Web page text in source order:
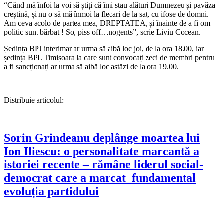
“Când mă înfoi la voi să știți că îmi stau alături Dumnezeu și pavăza
creștină, și nu o să mă înmoi la flecari de la sat, cu ifose de domni.
Am ceva acolo de partea mea, DREPTATEA, și înainte de a fi om
politic sunt bărbat ! So, piss off…nogents”, scrie Liviu Cocean.
Ședința BPJ interimar ar urma să aibă loc joi, de la ora 18.00, iar
ședința BPL Timișoara la care sunt convocați zeci de membri pentru
a fi sancționați ar urma să aibă loc astăzi de la ora 19.00.
Distribuie articolul:
Sorin Grindeanu deplânge moartea lui
Ion Iliescu: o personalitate marcantă a
istoriei recente – rămâne liderul social-
democrat care a marcat fundamental
evoluția partidului